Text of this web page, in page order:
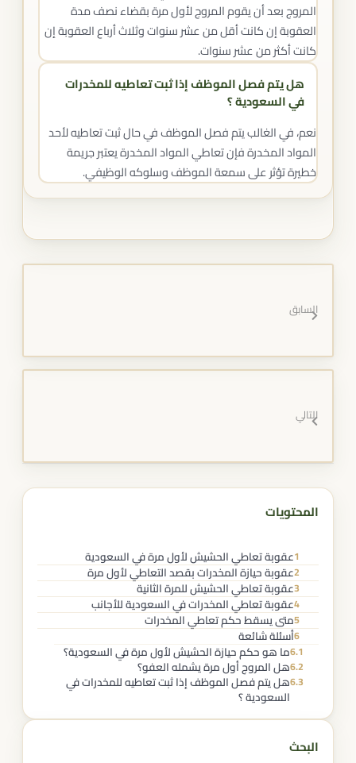
المروج بعد أن يقوم المروج لأول مرة بقضاء نصف مدة
العقوبة إن كانت أقل من عشر سنوات وثلاث أرباع العقوبة إن
كانت أكثر من عشر سنوات.
هل يتم فصل الموظف إذا ثبت تعاطيه للمخدرات
في السعودية ؟
نعم، في الغالب يتم فصل الموظف في حال ثبت تعاطيه لأحد
المواد المخدرة فإن تعاطي المواد المخدرة يعتبر جريمة
خطيرة تؤثر على سمعة الموظف وسلوكه الوظيفي.
السابق
التالي
المحتويات
1عقوبة تعاطي الحشيش لأول مرة في السعودية
2عقوبة حيازة المخدرات بقصد التعاطي لأول مرة
3عقوبة تعاطي الحشيش للمرة الثانية
4عقوبة تعاطي المخدرات في السعودية للأجانب
5متى يسقط حكم تعاطي المخدرات
6أسئلة شائعة
6.1ما هو حكم حيازة الحشيش لأول مرة في السعودية؟
6.2هل المروج أول مرة يشمله العفو؟
6.3هل يتم فصل الموظف إذا ثبت تعاطيه للمخدرات في
السعودية ؟
البحث